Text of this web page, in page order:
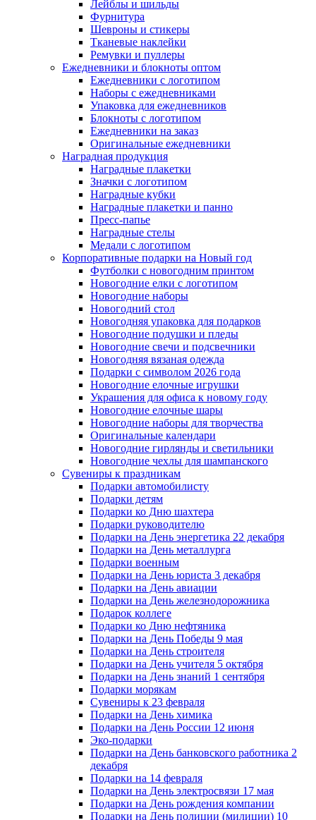
Лейблы и шильды
Фурнитура
Шевроны и стикеры
Тканевые наклейки
Ремувки и пуллеры
Ежедневники и блокноты оптом
Ежедневники с логотипом
Наборы с ежедневниками
Упаковка для ежедневников
Блокноты с логотипом
Ежедневники на заказ
Оригинальные ежедневники
Наградная продукция
Наградные плакетки
Значки с логотипом
Наградные кубки
Наградные плакетки и панно
Пресс-папье
Наградные стелы
Медали с логотипом
Корпоративные подарки на Новый год
Футболки с новогодним принтом
Новогодние елки с логотипом
Новогодние наборы
Новогодний стол
Новогодняя упаковка для подарков
Новогодние подушки и пледы
Новогодние свечи и подсвечники
Новогодняя вязаная одежда
Подарки с символом 2026 года
Новогодние елочные игрушки
Украшения для офиса к новому году
Новогодние елочные шары
Новогодние наборы для творчества
Оригинальные календари
Новогодние гирлянды и светильники
Новогодние чехлы для шампанского
Сувениры к праздникам
Подарки автомобилисту
Подарки детям
Подарки ко Дню шахтера
Подарки руководителю
Подарки на День энергетика 22 декабря
Подарки на День металлурга
Подарки военным
Подарки на День юриста 3 декабря
Подарки на День авиации
Подарки на День железнодорожника
Подарок коллеге
Подарки ко Дню нефтяника
Подарки на День Победы 9 мая
Подарки на День строителя
Подарки на День учителя 5 октября
Подарки на День знаний 1 сентября
Подарки морякам
Сувениры к 23 февраля
Подарки на День химика
Подарки на День России 12 июня
Эко-подарки
Подарки на День банковского работника 2
декабря
Подарки на 14 февраля
Подарки на День электросвязи 17 мая
Подарки на День рождения компании
Подарки на День полиции (милиции) 10